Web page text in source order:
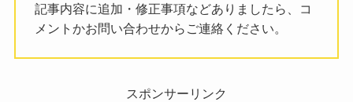
記事内容に追加・修正事項などありましたら、コ
メントかお問い合わせからご連絡ください。
スポンサーリンク